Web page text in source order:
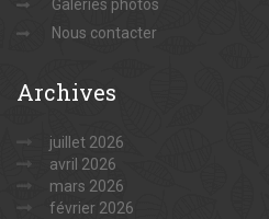
Galeries photos
Nous contacter
Archives
juillet 2026
avril 2026
mars 2026
février 2026